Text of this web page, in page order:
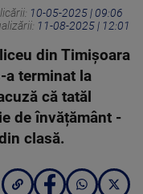
10-05-2025 | 09:06
11-08-2025 | 12:01
din Timișoara
a terminat la
că tatăl
de învățământ -
clasă.